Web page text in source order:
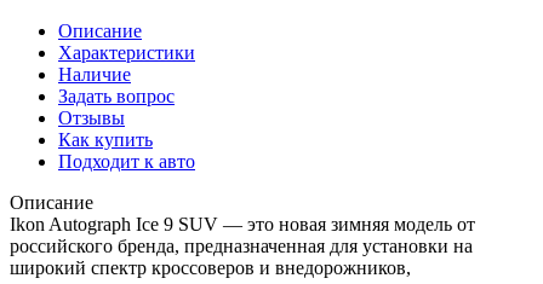
Описание
Характеристики
Наличие
Задать вопрос
Отзывы
Как купить
Подходит к авто
Описание
Ikon Autograph Ice 9 SUV — это новая зимняя модель от
российского бренда, предназначенная для установки на
широкий спектр кроссоверов и внедорожников,